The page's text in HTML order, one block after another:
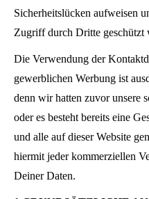
Sicherheitslücken aufweisen
Zugriff durch Dritte geschützt
Die Verwendung der
gewerblichen Werbung ist
denn wir hatten zuvor unsere
oder es besteht bereits eine
und alle auf dieser Website
hiermit jeder kommerziellen
Deiner Daten.